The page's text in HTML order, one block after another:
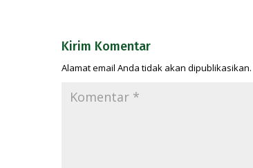
Kirim Komentar
Alamat email Anda tidak akan dipublikasikan.